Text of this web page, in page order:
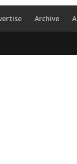
Archive